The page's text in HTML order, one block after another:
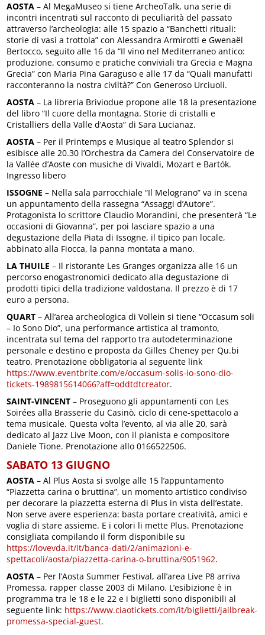
AOSTA – Al MegaMuseo si tiene ArcheoTalk, una serie di
incontri incentrati sul racconto di peculiarità del passato
attraverso l’archeologia: alle 15 spazio a “Banchetti rituali:
storie di vasi a trottola” con Alessandra Armirotti e Gwenaël
Bertocco, seguito alle 16 da “Il vino nel Mediterraneo antico:
produzione, consumo e pratiche conviviali tra Grecia e Magna
Grecia” con Maria Pina Garaguso e alle 17 da “Quali manufatti
racconteranno la nostra civiltà?” Con Generoso Urciuoli.
AOSTA – La libreria Briviodue propone alle 18 la presentazione
del libro “Il cuore della montagna. Storie di cristalli e
Cristalliers della Valle d’Aosta” di Sara Lucianaz.
AOSTA – Per il Printemps e Musique al teatro Splendor si
esibisce alle 20.30 l’Orchestra da Camera del Conservatoire de
la Vallée d’Aoste con musiche di Vivaldi, Mozart e Bartók.
Ingresso libero
ISSOGNE – Nella sala parrocchiale “Il Melograno” va in scena
un appuntamento della rassegna “Assaggi d’Autore”.
Protagonista lo scrittore Claudio Morandini, che presenterà “Le
occasioni di Giovanna”, per poi lasciare spazio a una
degustazione della Piata di Issogne, il tipico pan locale,
abbinato alla Fiocca, la panna montata a mano.
LA THUILE – Il ristorante Les Granges organizza alle 16 un
percorso enogastronomici dedicato alla degustazione di
prodotti tipici della tradizione valdostana. Il prezzo è di 17
euro a persona.
QUART – All’area archeologica di Vollein si tiene “Occasum soli
– Io Sono Dio”, una performance artistica al tramonto,
incentrata sul tema del rapporto tra autodeterminazione
personale e destino e proposta da Gilles Cheney per Qu.bi
teatro. Prenotazione obbligatoria al seguente link
https://www.eventbrite.com/e/occasum-solis-io-sono-dio-
tickets-1989815614066?aff=oddtdtcreator.
SAINT-VINCENT – Proseguono gli appuntamenti con Les
Soirées alla Brasserie du Casinò, ciclo di cene-spettacolo a
tema musicale. Questa volta l’evento, al via alle 20, sarà
dedicato al Jazz Live Moon, con il pianista e compositore
Daniele Tione. Prenotazione allo 0166522506.
SABATO 13 GIUGNO
AOSTA – Al Plus Aosta si svolge alle 15 l’appuntamento
“Piazzetta carina o bruttina”, un momento artistico condiviso
per decorare la piazzetta esterna di Plus in vista dell’estate.
Non serve avere esperienza: basta portare creatività, amici e
voglia di stare assieme. E i colori li mette Plus. Prenotazione
consigliata compilando il form disponibile su
https://lovevda.it/it/banca-dati/2/animazioni-e-
spettacoli/aosta/piazzetta-carina-o-bruttina/9051962.
AOSTA – Per l’Aosta Summer Festival, all’area Live P8 arriva
Promessa, rapper classe 2003 di Milano. L’esibizione è in
programma tra le 18 e le 22 e i biglietti sono disponibili al
seguente link: https://www.ciaotickets.com/it/biglietti/jailbreak-
promessa-special-guest.